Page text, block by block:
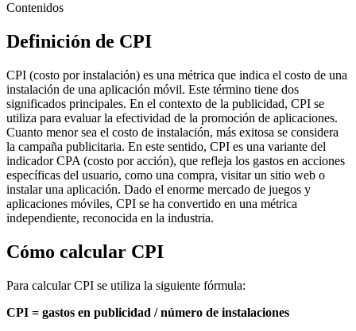
Contenidos
Definición de CPI
CPI (costo por instalación) es una métrica que indica el costo de una
instalación de una aplicación móvil. Este término tiene dos
significados principales. En el contexto de la publicidad, CPI se
utiliza para evaluar la efectividad de la promoción de aplicaciones.
Cuanto menor sea el costo de instalación, más exitosa se considera
la campaña publicitaria. En este sentido, CPI es una variante del
indicador CPA (costo por acción), que refleja los gastos en acciones
específicas del usuario, como una compra, visitar un sitio web o
instalar una aplicación. Dado el enorme mercado de juegos y
aplicaciones móviles, CPI se ha convertido en una métrica
independiente, reconocida en la industria.
Cómo calcular CPI
Para calcular CPI se utiliza la siguiente fórmula:
CPI = gastos en publicidad / número de instalaciones